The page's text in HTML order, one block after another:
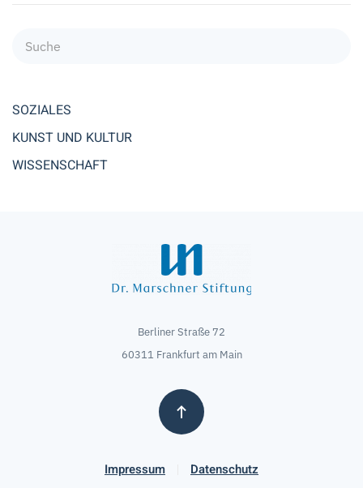
SOZIALES
KUNST UND KULTUR
WISSENSCHAFT
Berliner Straße 72
60311 Frankfurt am Main
Impressum Datenschutz